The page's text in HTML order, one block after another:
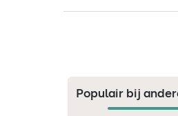
Populair bij